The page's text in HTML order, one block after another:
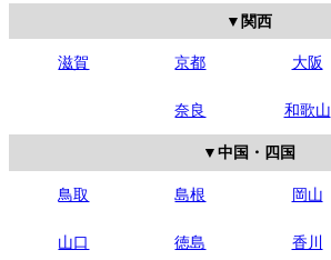
関西
滋賀 京都 大阪
奈良 和歌山
中国・四国
鳥取 島根 岡山
山口 徳島 香川